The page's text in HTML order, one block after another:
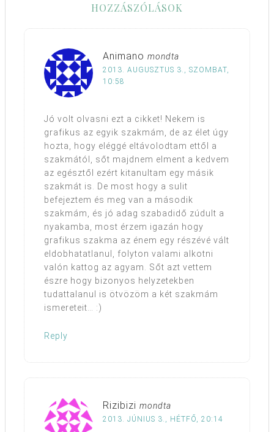
HOZZÁSZÓLÁSOK
Animano mondta
2013. AUGUSZTUS 3., SZOMBAT,
10:58
Jó volt olvasni ezt a cikket! Nekem is
grafikus az egyik szakmám, de az élet úgy
hozta, hogy eléggé eltávolodtam ettől a
szakmától, sőt majdnem elment a kedvem
az egésztől ezért kitanultam egy másik
szakmát is. De most hogy a sulit
befejeztem és meg van a második
szakmám, és jó adag szabadidő zúdult a
nyakamba, most érzem igazán hogy
grafikus szakma az énem egy részévé vált
eldobhatatlanul, folyton valami alkotni
valón kattog az agyam. Sőt azt vettem
észre hogy bizonyos helyzetekben
tudattalanul is ötvözöm a két szakmám
ismereteit… :)
Reply
Rizibizi mondta
2013. JÚNIUS 3., HÉTFŐ, 20:14